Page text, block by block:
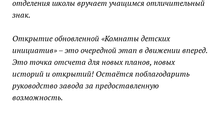
отделения школы вручает учащимся отличительный
знак.
Открытие обновленной «Комнаты детских
инициатив» – это очередной этап в движении вперед.
Это точка отсчета для новых планов, новых
историй и открытий! Остаётся поблагодарить
руководство завода за предоставленную
возможность.